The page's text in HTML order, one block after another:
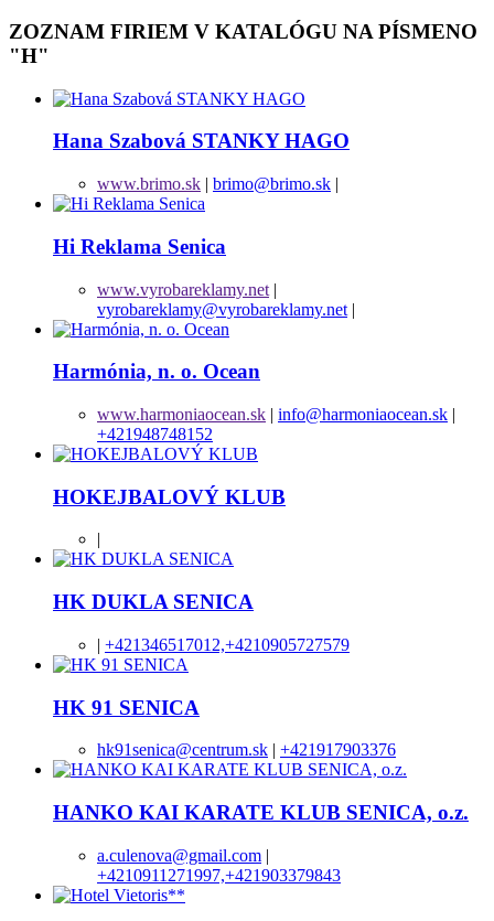
ZOZNAM FIRIEM V KATALÓGU NA PÍSMENO
"H"
Hana Szabová STANKY HAGO
www.brimo.sk | brimo@brimo.sk |
Hi Reklama Senica
www.vyrobareklamy.net |
vyrobareklamy@vyrobareklamy.net |
Harmónia, n. o. Ocean
www.harmoniaocean.sk | info@harmoniaocean.sk |
+421948748152
HOKEJBALOVÝ KLUB
|
HK DUKLA SENICA
| +421346517012,+4210905727579
HK 91 SENICA
hk91senica@centrum.sk | +421917903376
HANKO KAI KARATE KLUB SENICA, o.z.
a.culenova@gmail.com |
+4210911271997,+421903379843